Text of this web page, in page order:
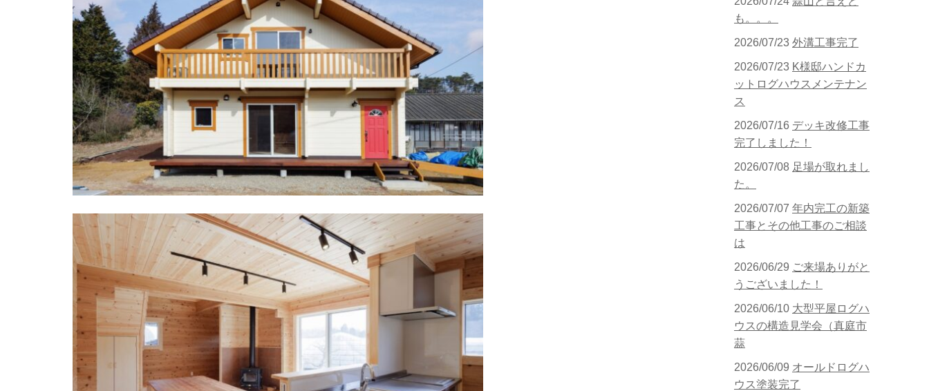
も。。。
2026/07/23 外溝工事完了
2026/07/23 K様邸ハンドカ
ットログハウスメンテナン
ス
2026/07/16 デッキ改修工事
完了しました！
2026/07/08 足場が取れまし
た。
2026/07/07 年内完工の新築
工事とその他工事のご相談
は
2026/06/29 ご来場ありがと
うございました！
2026/06/10 大型平屋ログハ
ウスの構造見学会（真庭市
蒜
2026/06/09 オールドログハ
ウス塗装完了